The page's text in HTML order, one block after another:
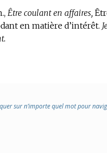
Être coulant en affaires,
en matière d’intérêt.
sur n’importe quel mot pour